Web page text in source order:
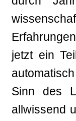
jetzt ein
Sinn des
allwissend